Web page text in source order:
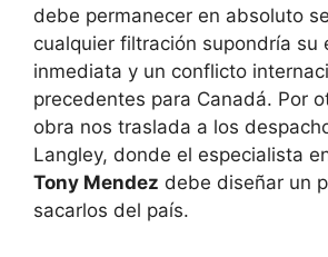
debe permanecer en absoluto
cualquier filtración supondría su
inmediata y un conflicto
precedentes para Canadá. Por
obra nos traslada a los
Langley, donde el especialista
Tony Mendez debe diseñar un
sacarlos del país.